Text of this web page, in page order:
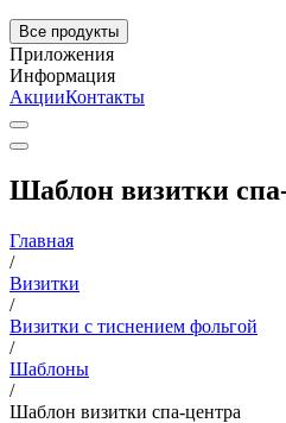
Все продукты
Приложения
Информация
АкцииКонтакты
Шаблон визитки
Главная
/
Визитки
/
Визитки с тиснением фольгой
/
Шаблоны
/
Шаблон визитки спа-центра